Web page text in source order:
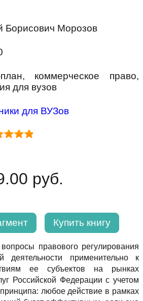
Борисович Морозов
коммерческое право,
для вузов
для ВУЗов
руб.
Купить книгу
правового регулирования
деятельности применительно к
ее субъектов на рынках
Российской Федерации с учетом
любое действие в рамках